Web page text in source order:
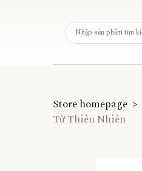
Store homepage
Từ Thiên Nhiên